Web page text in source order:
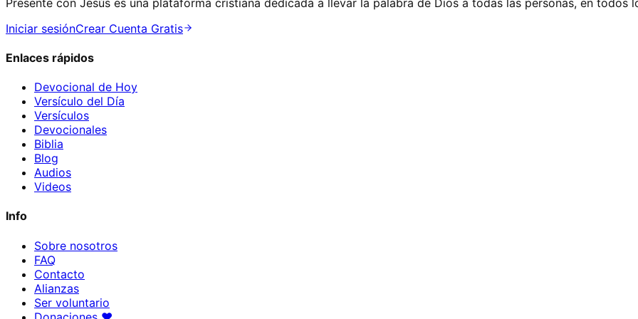
Iniciar sesiónCrear Cuenta Gratis
Enlaces rápidos
Devocional de Hoy
Versículo del Día
Versículos
Devocionales
Biblia
Blog
Audios
Videos
Info
Sobre nosotros
FAQ
Contacto
Alianzas
Ser voluntario